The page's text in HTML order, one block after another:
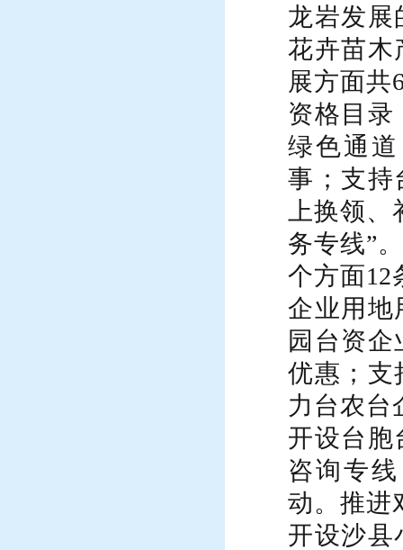
龙岩发展
花卉苗木
展方面共
资格目
绿色通
事；支持
上换领
务专线”
个方面12
企业用地
园台资
优惠；支
力台农台
开设台胞
咨询专
动。 推进
开设沙县